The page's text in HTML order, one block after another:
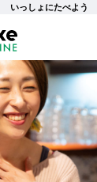
いっしょにたべよう